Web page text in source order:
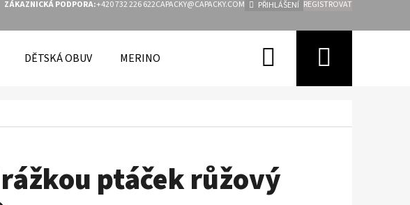
ZÁKAZNICKÁ PODPORA:+420 732 226 622CAPACKY@CAPACKY.COM PŘIHLÁŠENÍ REGISTROVAT
DĚTSKÁ OBUV MERINO Hledat
ptáček růžový